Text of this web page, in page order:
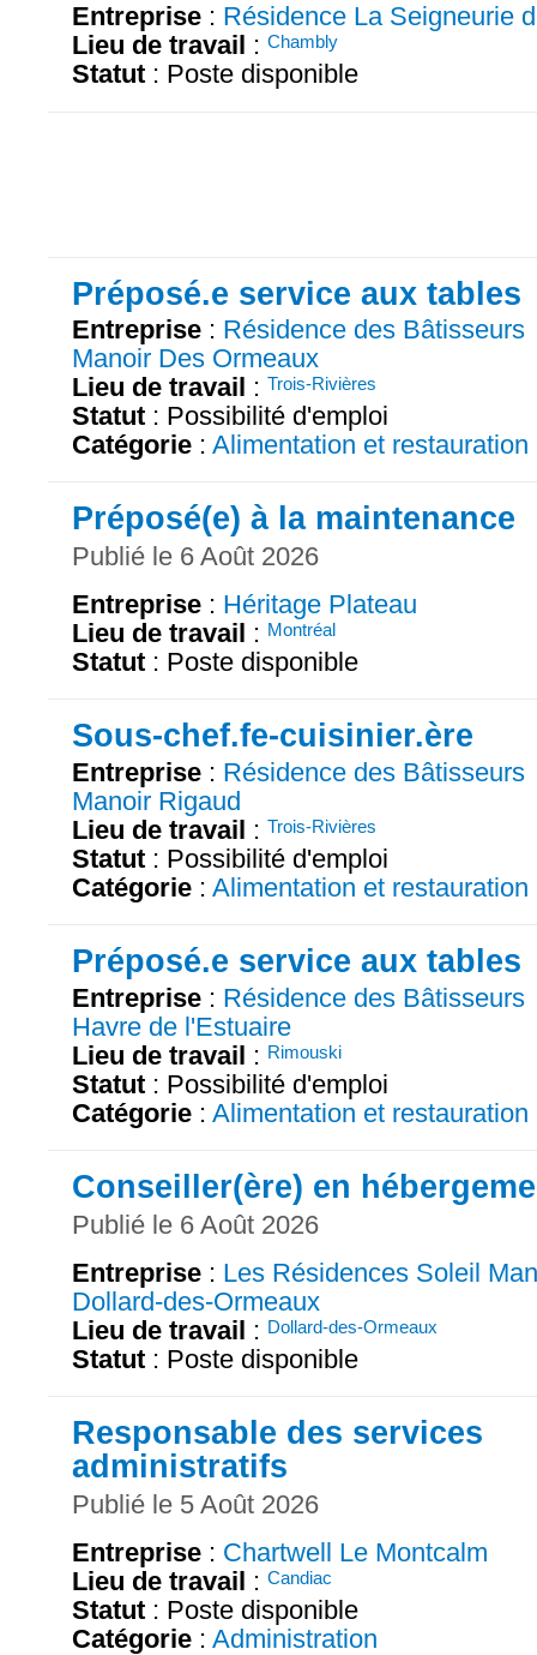
Entreprise : Résidence La Seigneurie
Lieu de travail : Chambly
Statut : Poste disponible
Préposé.e service aux tables
Entreprise : Résidence des Bâtisseurs
Manoir Des Ormeaux
Lieu de travail : Trois-Rivières
Statut : Possibilité d'emploi
Catégorie : Alimentation et restauration
Préposé(e) à la maintenance
Publié le 6 Août 2026
Entreprise : Héritage Plateau
Lieu de travail : Montréal
Statut : Poste disponible
Sous-chef.fe-cuisinier.ère
Entreprise : Résidence des Bâtisseurs
Manoir Rigaud
Lieu de travail : Trois-Rivières
Statut : Possibilité d'emploi
Catégorie : Alimentation et restauration
Préposé.e service aux tables
Entreprise : Résidence des Bâtisseurs
Havre de l'Estuaire
Lieu de travail : Rimouski
Statut : Possibilité d'emploi
Catégorie : Alimentation et restauration
Conseiller(ère) en
Publié le 6 Août 2026
Entreprise : Les Résidences Soleil
Dollard-des-Ormeaux
Lieu de travail : Dollard-des-Ormeaux
Statut : Poste disponible
Responsable des services
administratifs
Publié le 5 Août 2026
Entreprise : Chartwell Le Montcalm
Lieu de travail : Candiac
Statut : Poste disponible
Catégorie : Administration